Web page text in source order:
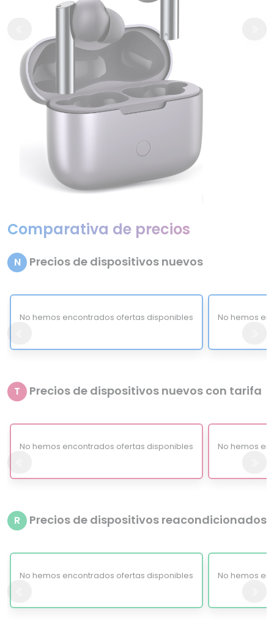
Comparativa de precios
N Precios de dispositivos nuevos
No hemos encontrados ofertas disponibles No hemos
T Precios de dispositivos nuevos con tarifa
No hemos encontrados ofertas disponibles No hemos
R Precios de dispositivos reacondicionados
No hemos encontrados ofertas disponibles No hemos